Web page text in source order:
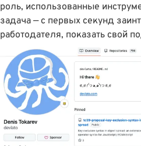
роль, использованные
задача — с первых секунд
работодателя, показать свой